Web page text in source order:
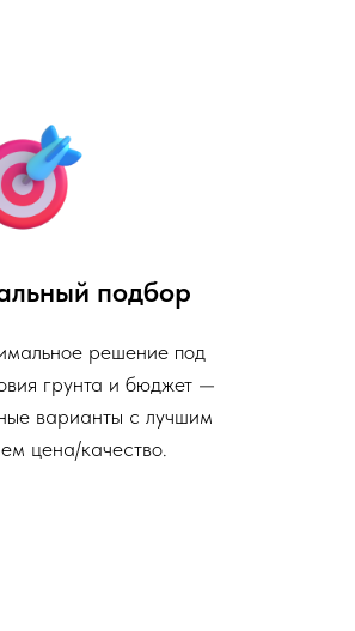
подбор
решение под
грунта и бюджет —
варианты с лучшим
цена/качество.